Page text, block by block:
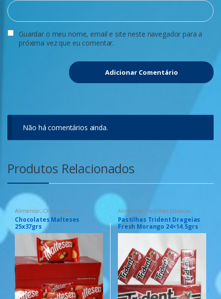
Guardar o meu nome, email e site neste navegador para a
próxima vez que eu comentar.
Não há comentários ainda.
Produtos Relacionados
Alimentar, Chocolates
Chocolates Malteses
25x37grs
Alimentar, Pastilhas Elásticas
Pastilhas Trident Drageias
Fresh Morango 24×14.5grs